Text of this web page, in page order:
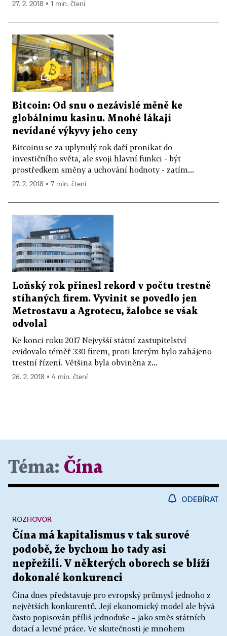
27. 2. 2018 ▪ 1 min. čtení
Bitcoin: Od snu o nezávislé měně ke
globálnímu kasinu. Mnohé lákají
nevídané výkyvy jeho ceny
Bitcoinu se za uplynulý rok daří pronikat do
investičního světa, ale svoji hlavní funkci - být
prostředkem směny a uchování hodnoty - zatím...
27. 2. 2018 ▪ 7 min. čtení
Loňský rok přinesl rekord v počtu trestně
stíhaných firem. Vyvinit se povedlo jen
Metrostavu a Agrotecu, žalobce se však
odvolal
Ke konci roku 2017 Nejvyšší státní zastupitelství
evidovalo téměř 330 firem, proti kterým bylo zahájeno
trestní řízení. Většina byla obviněna z...
26. 2. 2018 ▪ 4 min. čtení
Téma: Čína
ODEBÍRAT
Čína má kapitalismus v tak surové
podobě, že bychom ho tady asi
nepřežili. V některých oborech se blíží
dokonalé konkurenci
Čína dnes představuje pro evropský průmysl jednoho z
největších konkurentů. Její ekonomický model ale bývá
často popisován příliš jednoduše – jako směs státních
dotací a levné práce. Ve skutečnosti je mnohem
ROZHOVOR